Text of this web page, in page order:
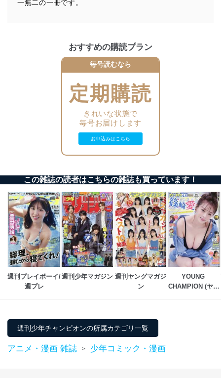
す。
当社は、個人情報の正確性及び安全性を確保するため
に、下記セキュリティ対策をはじめとする安全対策を実
施し、個人情報の漏えい、滅失またはき損の防止及び是
正に努めます。
アクセス制御
個人データを取り扱うことのできる機器及び当該
機器を取り扱う従業者を明確化し、 個人データへ
の不要なアクセスを防止しています。
アクセス者の識別と認証
機器に標準装備されているユーザー制御機能（ユ
ーザーアカウント制御）により、個人情報データ
個人データを取り扱う機器等のオペレーティング
システムを最新の状態に保持しています。
個人データを取り扱う機器等にセキュリティ対策
ソフトウェア等を導入し、自動更新 機能等の活用
により、これを最新状態としています。
情報システムの使用に伴う漏洩等の防止
メール等により個人データの含まれるファイルを
送信する場合に、当該ファイルへのパスワードを
個人情報保護マネジメントシステムの継続的改善
当社は、内部監査及びマネジメントレビューの機会を通
じて、個人情報保護マネジメントシステムを継続的に改
善し、常に最良の状態を維持します。
一無二の一冊です。
おすすめの購読プラン
毎号読むなら
定期購読
きれいな状態で
毎号お届けします
お申込みはこちら
この雑誌の読者はこちらの雑誌も買っています！
週刊プレイボーイ/
週プレ
週刊少年マガジン 週刊ヤングマガジ
ン
YOUNG
CHAMPION (ヤン
週刊少年チャンピオンの所属カテゴリ一覧
アニメ・漫画 雑誌 > 少年コミック・漫画